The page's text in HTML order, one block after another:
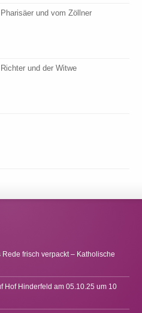
und vom Zöllner
und der Witwe
frisch verpackt – Katholische
Hof Hinderfeld am 05.10.25 um 10